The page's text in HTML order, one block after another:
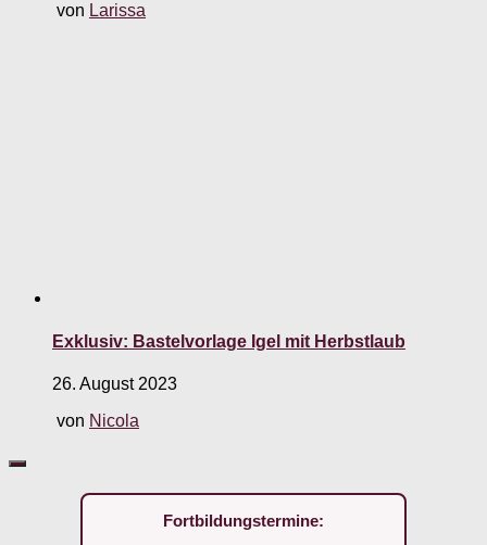
von Larissa
Exklusiv: Bastelvorlage Igel mit Herbstlaub
26. August 2023
von Nicola
Fortbildungstermine: